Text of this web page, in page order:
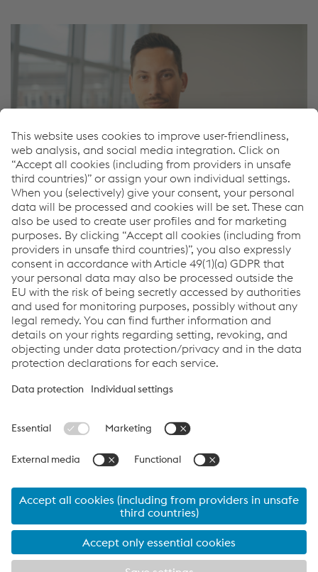
Jaroslav Minarovic
Sales Road Safety - International
Mobil+43/664/8362912
Poslať e-mail
Links
Kariéra
Všeobecné obchodné podmienky
Code of Conduct
Data protection
Cookie settings
Language